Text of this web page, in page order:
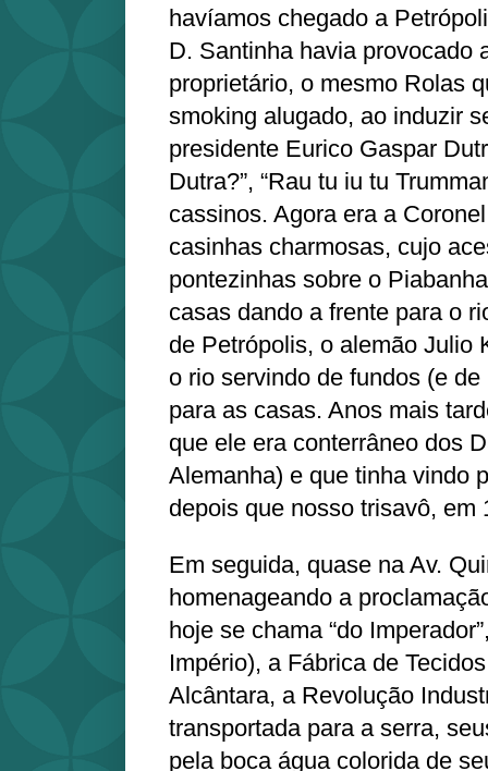
havíamos chegado a
D. Santinha havia provocado
proprietário, o mesmo Rolas
smoking alugado, ao induzir
presidente Eurico Gaspar
Dutra?”, “Rau tu iu tu
cassinos. Agora era a
casinhas charmosas, cujo
pontezinhas sobre o
casas dando a frente para o
de Petrópolis, o alemão Julio
o rio servindo de fundos (e
para as casas. Anos mais
que ele era conterrâneo dos
Alemanha) e que tinha vindo
depois que nosso trisavô, em
Em seguida, quase na Av.
homenageando a
hoje se chama “do
Império), a Fábrica de
Alcântara, a Revolução
transportada para a serra,
pela boca água colorida de